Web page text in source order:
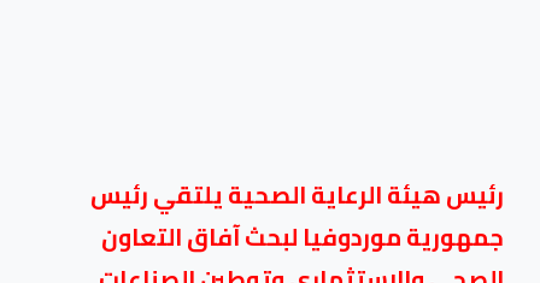
رئيس هيئة الرعاية الصحية يلتقي رئيس
جمهورية موردوفيا لبحث آفاق التعاون